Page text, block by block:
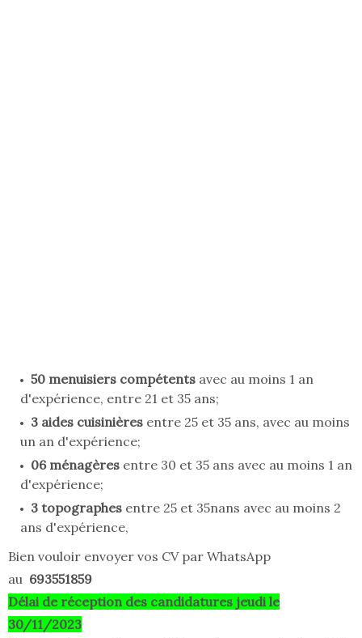
50 menuisiers compétents avec au moins 1 an
d'expérience, entre 21 et 35 ans;
3 aides cuisinières entre 25 et 35 ans, avec au moins
un an d'expérience;
06 ménagères entre 30 et 35 ans avec au moins 1 an
d'expérience;
3 topographes entre 25 et 35nans avec au moins 2
ans d'expérience,
Bien vouloir envoyer vos CV par WhatsApp
au 693551859
Délai de réception des candidatures jeudi le
30/11/2023